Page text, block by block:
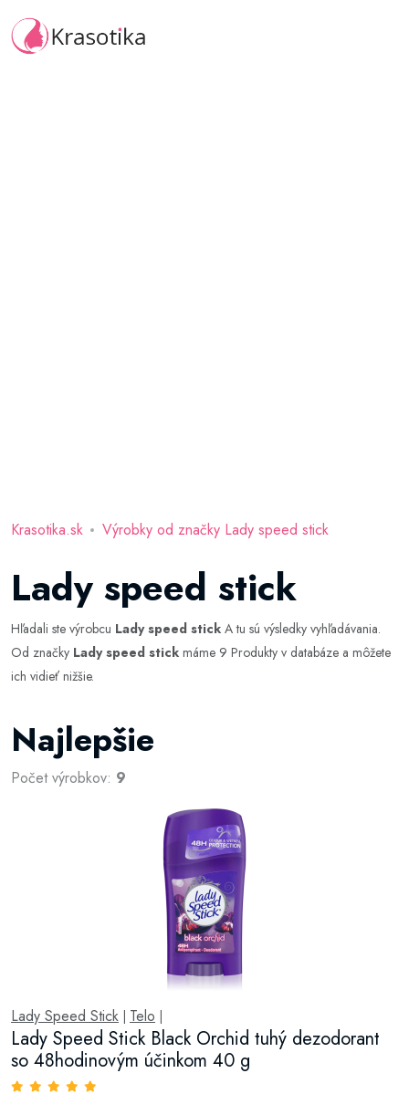
Krasotika.sk Výrobky od značky Lady speed stick
Lady speed stick
Hľadali ste výrobcu Lady speed stick A tu sú výsledky vyhľadávania.
Od značky Lady speed stick máme 9 Produkty v databáze a môžete
ich vidieť nižšie.
Najlepšie
Počet výrobkov: 9
Lady Speed Stick Telo
Lady Speed Stick Black Orchid tuhý dezodorant
so 48hodinovým účinkom 40 g